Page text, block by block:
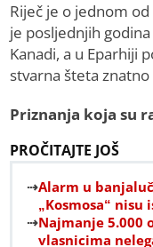
Riječ je o jednom
je posljednjih
Kanadi, a u Eparhiji
stvarna šteta znatno
Priznanja koja su
PROČITAJTE JOŠ
Alarm u
„Kosmosa“
Najmanje 5.000
vlasnicima